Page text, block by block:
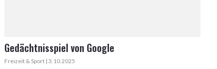
Gedächtnisspiel von Google
Freizeit & Sport | 3.10.2025